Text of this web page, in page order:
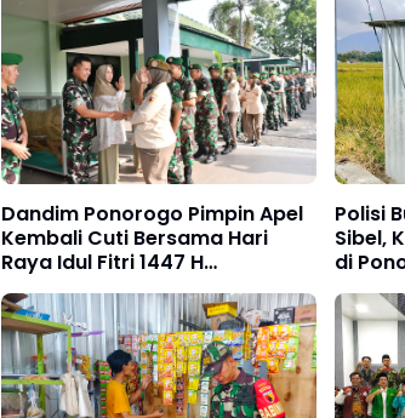
Dandim Ponorogo Pimpin Apel
Kembali Cuti Bersama Hari
Raya Idul Fitri 1447 H
Gelombang II Dilanjutkan Halal
Bihalal
Polisi
Sibel,
di